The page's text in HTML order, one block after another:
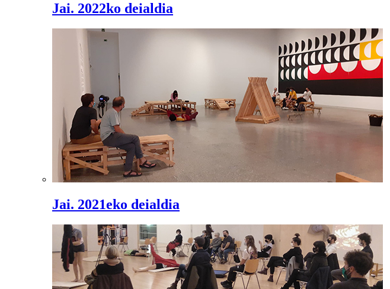
Jai. 2022ko deialdia
Jai. 2021eko deialdia